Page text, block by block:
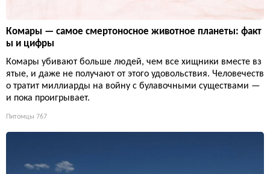
Комары — самое смертоносное животное планеты: факт
ы и цифры
Комары убивают больше людей, чем все хищники вместе вз
ятые, и даже не получают от этого удовольствия. Человечеств
о тратит миллиарды на войну с булавочными существами —
и пока проигрывает.
Питомцы 767